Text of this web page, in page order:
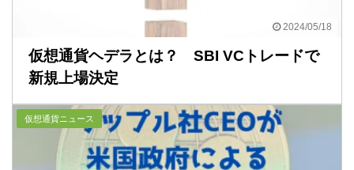
2024/05/18
仮想通貨ヘデラとは？ SBI VCトレードで
新規上場決定
仮想通貨ニュース